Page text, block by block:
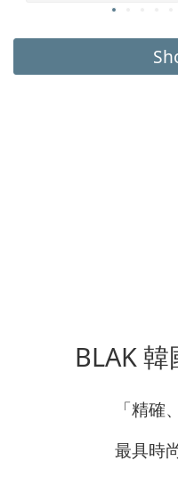
BLAK
「精確
最具時